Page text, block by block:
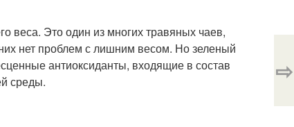
веса. Это один из многих травяных чаев,
нет проблем с лишним весом. Но зеленый
антиоксиданты, входящие в состав
среды.
⇨